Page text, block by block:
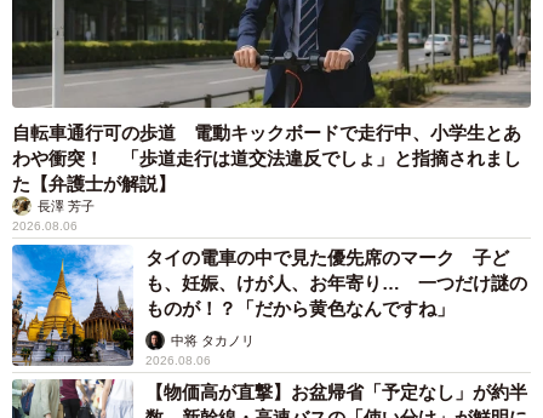
自転車通行可の歩道 電動キックボードで走行中、小学生とあ
わや衝突！ 「歩道走行は道交法違反でしょ」と指摘されまし
た【弁護士が解説】
長澤 芳子
2026.08.06
タイの電車の中で見た優先席のマーク 子ど
も、妊娠、けが人、お年寄り… 一つだけ謎の
ものが！？「だから黄色なんですね」
中将 タカノリ
2026.08.06
【物価高が直撃】お盆帰省「予定なし」が約半